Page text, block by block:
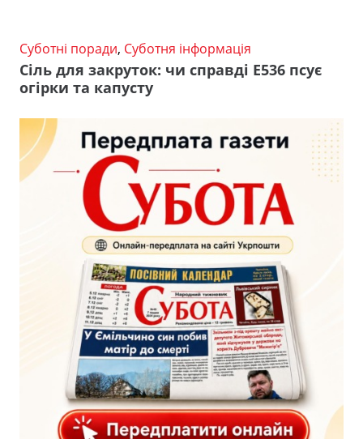
Суботні поради, Суботня інформація
Сіль для закруток: чи справді Е536 псує
огірки та капусту